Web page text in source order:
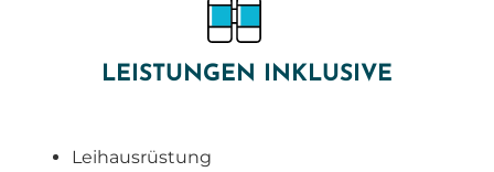
LEISTUNGEN INKLUSIVE
Leihausrüstung